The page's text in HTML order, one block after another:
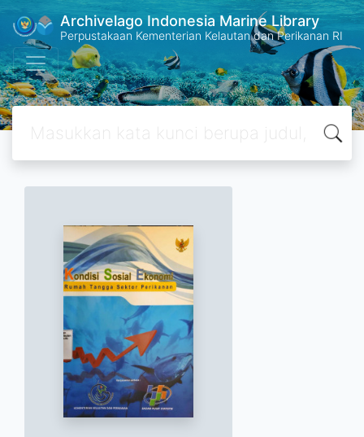
Archivelago Indonesia Marine Library
Perpustakaan Kementerian Kelautan dan Perikanan RI